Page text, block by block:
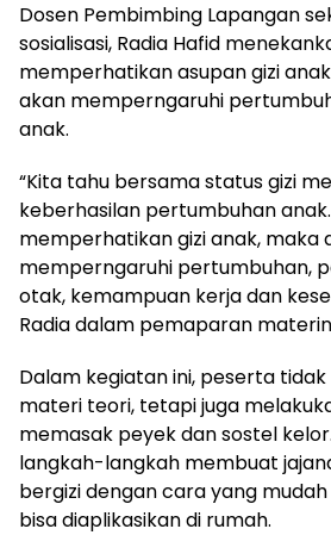
Dosen Pembimbing Lapangan
sosialisasi, Radia Hafid
memperhatikan asupan gizi
akan memperngaruhi
anak.
“Kita tahu bersama status gizi
keberhasilan pertumbuhan
memperhatikan gizi anak, maka
memperngaruhi pertumbuhan,
otak, kemampuan kerja dan
Radia dalam pemaparan
Dalam kegiatan ini, peserta
materi teori, tetapi juga
memasak peyek dan sostel
langkah-langkah membuat
bergizi dengan cara yang
bisa diaplikasikan di rumah.